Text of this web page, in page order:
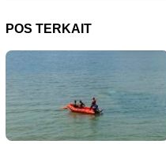
POS TERKAIT